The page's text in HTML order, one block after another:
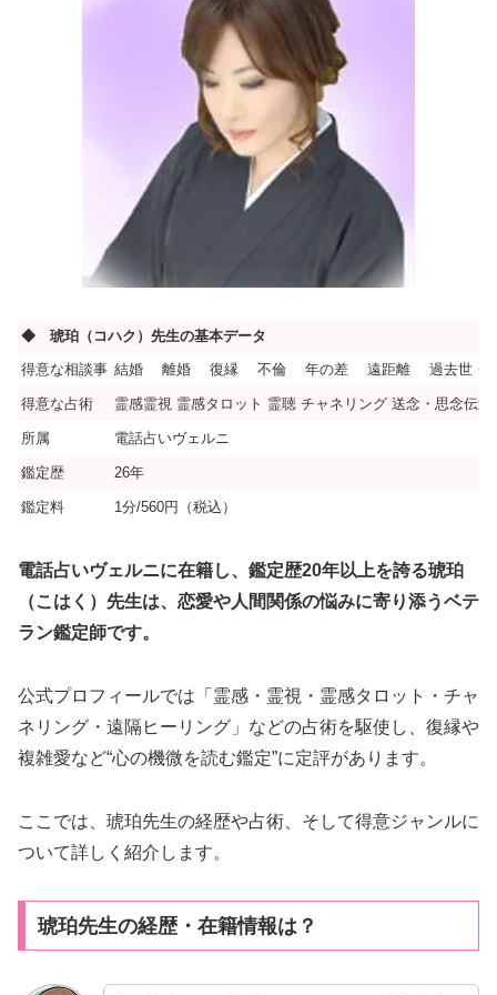
◆ 琥珀（コハク）先生の基本データ
得意な相談事 結婚 離婚 復縁 不倫 年の差 遠距離 過去世・
得意な占術 霊感霊視 霊感タロット 霊聴 チャネリング 送念・思念伝
所属 電話占いヴェルニ
鑑定歴 26年
鑑定料 1分/560円（税込）
電話占いヴェルニに在籍し、鑑定歴20年以上を誇る琥珀
（こはく）先生は、恋愛や人間関係の悩みに寄り添うベテ
ラン鑑定師です。
公式プロフィールでは「霊感・霊視・霊感タロット・チャ
ネリング・遠隔ヒーリング」などの占術を駆使し、復縁や
複雑愛など“心の機微を読む鑑定”に定評があります。
ここでは、琥珀先生の経歴や占術、そして得意ジャンルに
ついて詳しく紹介します。
琥珀先生の経歴・在籍情報は？